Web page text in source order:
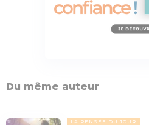
Du même auteur
LA PENSÉE DU JOUR